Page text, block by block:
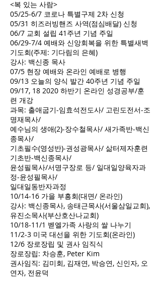
<복 있는 사람>
05/25-6/7 코로나 특별구제 2차 신청
05/31 히즈러빙핸즈 사역(점심배달) 신청
06/7 교회 설립 41주년 기념 주일
06/29-7/4 예배와 신앙회복을 위한 특별새벽
기도회(주제: 기다림의 은혜)
강사: 백신종 목사
07/5 현장 예배와 온라인 예배로 병행
09/13 오늘의 양식 발간 40주년 기념 주일
09/17, 18 2020 하반기 온라인 성경공부/훈
련 개강
과목: 출애굽기-임효석전도사/ 고린도전서-조
명재목사/
예수님의 생애(2)-장수철목사/ 새가족반-백신
종목사/
기초필수(영성반)-권성광목사/ 삶터제자훈련
기초반-백신종목사/
윤성필목사/서명구장로 등/ 일대일양육자과
정-윤성필목사/
일대일동반자과정
10/14-16 가을 부흥회(대면/ 온라인)
강사: 백신종목사, 송태근목사(서울삼일교회),
유진소목사(부산호산나교회)
10/18-11/1 벧엘가족 사랑의 쌀 나누기
11/2-3 미국 대선을 위한 기도회(온라인)
12/6 장로장립 및 권사 임직식
장로장립: 차승훈, Peter Kim
권사임직: 김미회, 김재연, 박승연, 신인자, 오
연자, 전윤덕